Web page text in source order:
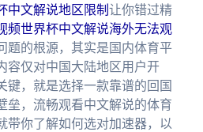
中文解说地区限制 让你错过精
频世界杯中文解说海外无法观
题的根源，其实是国内体育平
仅对中国大陆地区用户开
键，就是选择一款靠谱的回国
垒，流畅观看中文解说的体育
带你了解如何选对加速器，以